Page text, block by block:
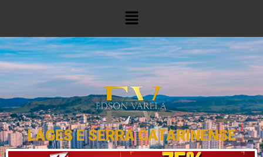
LAGES E SERRA CATARINENSE